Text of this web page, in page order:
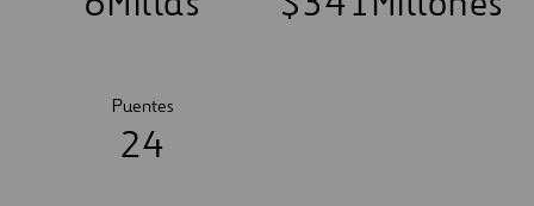
Puentes
24